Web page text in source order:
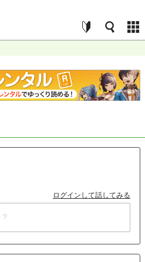
ログインして話してみる